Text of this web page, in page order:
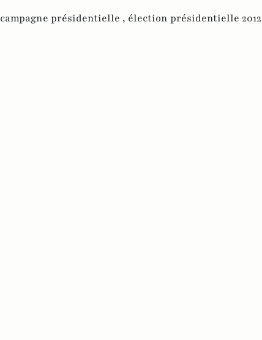
campagne présidentielle , élection présidentielle 2012